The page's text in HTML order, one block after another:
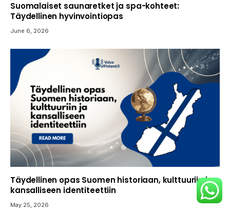
Suomalaiset saunaretket ja spa-kohteet:
Täydellinen hyvinvointiopas
June 6, 2026
Täydellinen opas Suomen historiaan, kulttuuriin ja
kansalliseen identiteettiin
May 25, 2026